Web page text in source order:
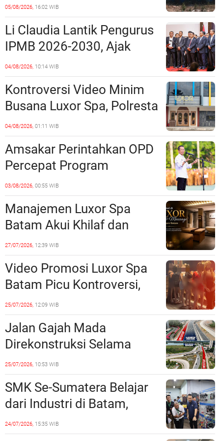
Miliaran Rupiah, Laporan ke
Polda Kepri Jalan di
Tempat?
05/08/2026, 16:02 WIB
Li Claudia Lantik Pengurus
IPMB 2026-2030, Ajak
Perkuat Kerukunan dan
Sinergi dengan Pemko
Batam
04/08/2026, 10:14 WIB
Kontroversi Video Minim
Busana Luxor Spa, Polresta
Barelang Usut Tuntas
Unsur Pelanggaran Hukum
04/08/2026, 01:11 WIB
Amsakar Perintahkan OPD
Percepat Program
Prioritas, Targetkan
Realisasi Pembangunan
Lampaui 50 Persen
03/08/2026, 00:55 WIB
Manajemen Luxor Spa
Batam Akui Khilaf dan
Minta Maaf, Konten
Langsung Di-Takedown
27/07/2026, 12:39 WIB
Video Promosi Luxor Spa
Batam Picu Kontroversi,
Dinilai Bermuatan Sensual
25/07/2026, 12:09 WIB
Jalan Gajah Mada
Direkonstruksi Selama
Empat Minggu, Ini Skema
Rekayasa Lalu Lintasnya
25/07/2026, 10:53 WIB
SMK Se-Sumatera Belajar
dari Industri di Batam,
Siapkan Lulusan Siap Kerja
Era Digital
24/07/2026, 15:35 WIB